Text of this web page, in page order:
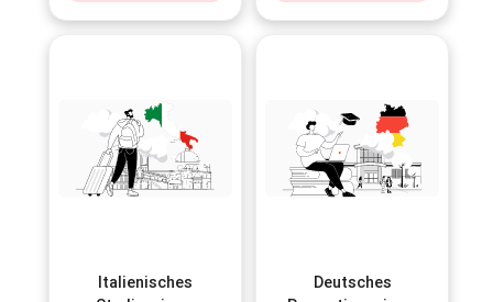
Italienisches
Deutsches